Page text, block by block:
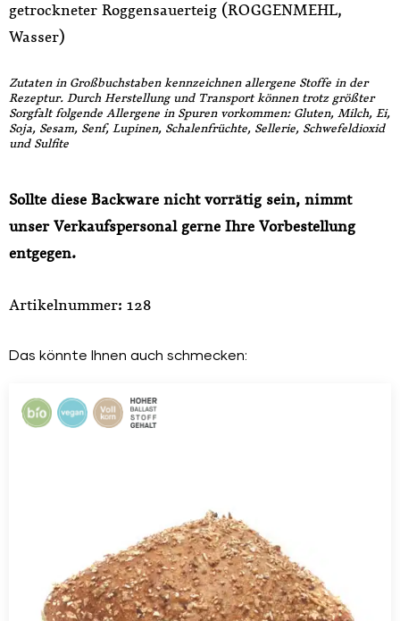
getrockneter Roggensauerteig (ROGGENMEHL,
Wasser)
Zutaten in Großbuchstaben kennzeichnen allergene Stoffe in der
Rezeptur. Durch Herstellung und Transport können trotz größter
Sorgfalt folgende Allergene in Spuren vorkommen: Gluten, Milch, Ei,
Soja, Sesam, Senf, Lupinen, Schalenfrüchte, Sellerie, Schwefeldioxid
und Sulfite
Sollte diese Backware nicht vorrätig sein, nimmt
unser Verkaufspersonal gerne Ihre Vorbestellung
entgegen.
Artikelnummer: 128
Das könnte Ihnen auch schmecken: